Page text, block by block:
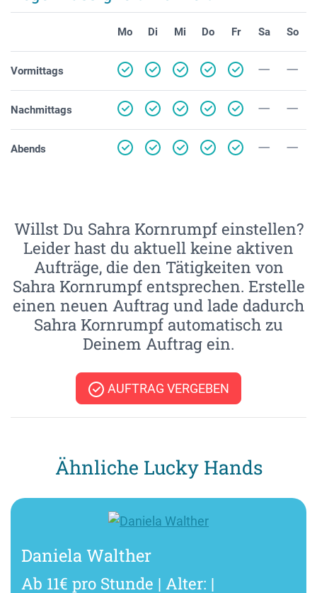
Mo Di Mi Do Fr Sa So
Vormittags
Nachmittags
Abends
Willst Du Sahra Kornrumpf einstellen?
Leider hast du aktuell keine aktiven
Aufträge, die den Tätigkeiten von
Sahra Kornrumpf entsprechen. Erstelle
einen neuen Auftrag und lade dadurch
Sahra Kornrumpf automatisch zu
Deinem Auftrag ein.
AUFTRAG VERGEBEN
Ähnliche Lucky Hands
Daniela Walther
Ab 11€ pro Stunde | Alter: |